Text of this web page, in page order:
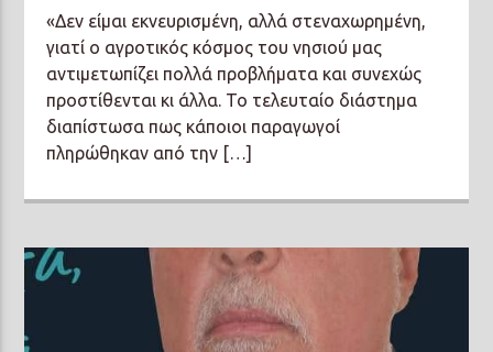
«Δεν είμαι εκνευρισμένη, αλλά στεναχωρημένη,
γιατί ο αγροτικός κόσμος του νησιού μας
αντιμετωπίζει πολλά προβλήματα και συνεχώς
προστίθενται κι άλλα. Το τελευταίο διάστημα
διαπίστωσα πως κάποιοι παραγωγοί
πληρώθηκαν από την […]